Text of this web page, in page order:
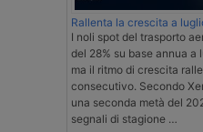
Rallenta la crescita a
I noli spot del trasporto
del 28% su base annua a
ma il ritmo di crescita
consecutivo. Secondo
una seconda metà del
segnali di stagione …